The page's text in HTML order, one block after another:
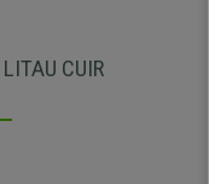
CUIR